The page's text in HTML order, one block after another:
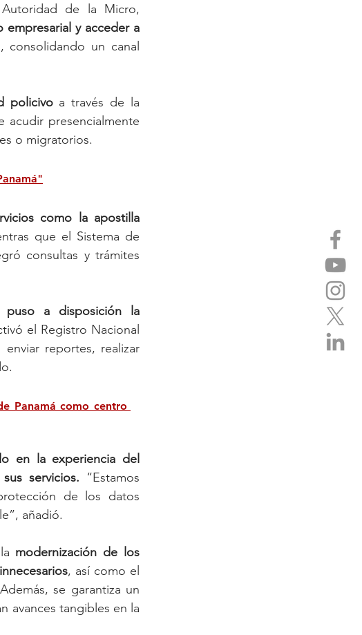
de la Micro,
empresarial y acceder a
consolidando un canal
policivo a través de la
acudir presencialmente
o migratorios.
como la apostilla
que el Sistema de
consultas y trámites
puso a disposición la
el Registro Nacional
reportes, realizar
Panamá como centro
en la experiencia del
servicios. “Estamos
de los datos
añadió.
modernización de los
, así como el
se garantiza un
avances tangibles en la